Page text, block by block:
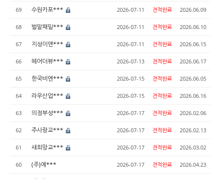
69 수원카포*** 2026-07-11 견적완료 2026.06.09
68 벌말패밀*** 2026-07-11 견적완료 2026.06.10
67 지성이앤*** 2026-07-11 견적완료 2026.06.15
66 헤어더뷰*** 2026-07-13 견적완료 2026.06.17
65 한국비엔*** 2026-07-15 견적완료 2026.06.05
64 라우산업*** 2026-07-15 견적완료 2026.06.16
63 의정부성*** 2026-07-17 견적완료 2026.02.06
62 주사랑교*** 2026-07-17 견적완료 2026.02.13
61 새희망교*** 2026-07-17 견적완료 2026.03.02
60 (주)에*** 2026-07-17 견적완료 2026.04.23